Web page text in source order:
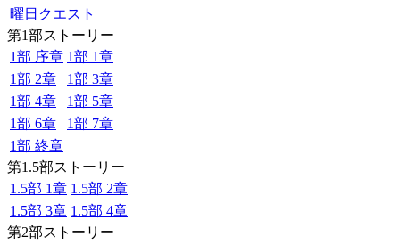
曜日クエスト
第1部ストーリー
1部 序章 1部 1章
1部 2章
1部 3章
1部 4章
1部 5章
1部 6章
1部 7章
1部 終章
第1.5部ストーリー
1.5部 1章 1.5部 2章
1.5部 3章 1.5部 4章
第2部ストーリー